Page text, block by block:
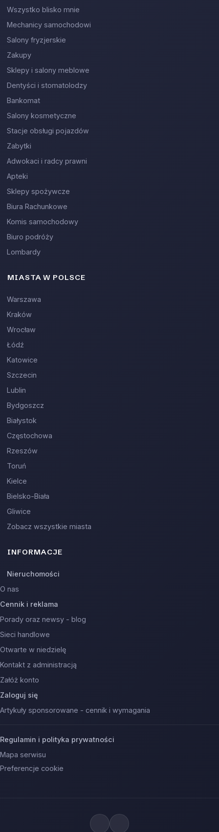
Wszystko blisko mnie
Mechanicy samochodowi
Salony fryzjerskie
Zakupy
Sklepy i salony meblowe
Dentyści i stomatolodzy
Bankomat
Salony kosmetyczne
Stacje obsługi pojazdów
Zabytki
Adwokaci i radcy prawni
Apteki
Sklepy spożywcze
Biura Rachunkowe
Komis samochodowy
Biuro podróży
Lombardy
MIASTA W POLSCE
Warszawa
Kraków
Wrocław
Łódź
Katowice
Szczecin
Lublin
Bydgoszcz
Białystok
Częstochowa
Rzeszów
Toruń
Kielce
Bielsko-Biała
Gliwice
Zobacz wszystkie miasta
INFORMACJE
Nieruchomości
O nas
Cennik i reklama
Porady oraz newsy - blog
Sieci handlowe
Otwarte w niedzielę
Kontakt z administracją
Załóż konto
Zaloguj się
Artykuły sponsorowane - cennik i wymagania
Regulamin i polityka prywatności
Mapa serwisu
Preferencje cookie